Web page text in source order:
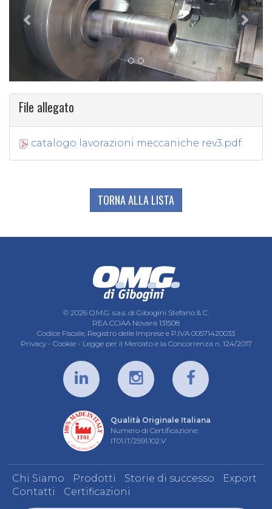
File allegato
catalogo lavorazioni meccaniche rev3.pdf
TORNA ALLA LISTA
© 2026 O.M.G. s.a.s. di Gibogini Stefano & C.
REA CCIAA Novara 131508
Codice Fiscale, Registro delle Imprese e P.IVA 00571420033
Privacy- Cookie- Legge per il Mercato e la Concorrenza n. 124/2017
Qualità Originale Italiana
Numero di Certificazione:
IT01.IT/2591.102.V
Chi Siamo Prodotti Storie di successo
Export
Contatti
Certificazioni